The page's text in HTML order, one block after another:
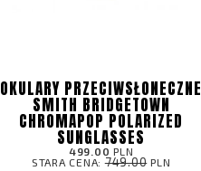
OKULARY PRZECIWSŁONECZNE
SMITH BRIDGETOWN
CHROMAPOP POLARIZED
SUNGLASSES
499.00 PLN
STARA CENA:749.00PLN